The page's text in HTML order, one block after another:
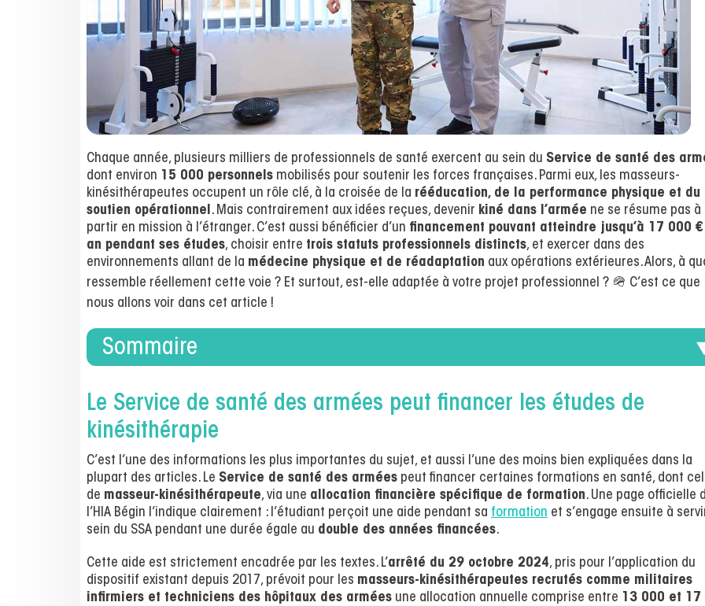
Chaque année, plusieurs milliers de professionnels de santé exercent au sein du Service de santé des
dont environ 15 000 personnels mobilisés pour soutenir les forces françaises. Parmi eux, les masseurs-
kinésithérapeutes occupent un rôle clé, à la croisée de la rééducation, de la performance physique et du
soutien opérationnel. Mais contrairement aux idées reçues, devenir kiné dans l’armée ne se résume pas à
partir en mission à l’étranger. C’est aussi bénéficier d’un financement pouvant atteindre jusqu’à 17 000
an pendant ses études, choisir entre trois statuts professionnels distincts, et exercer dans des
environnements allant de la médecine physique et de réadaptation aux opérations extérieures. Alors, à
ressemble réellement cette voie ? Et surtout, est-elle adaptée à votre projet professionnel ? 🪖 C’est ce que
nous allons voir dans cet article !
Sommaire
Le Service de santé des armées peut financer les études de
kinésithérapie
C’est l’une des informations les plus importantes du sujet, et aussi l’une des moins bien expliquées dans la
plupart des articles. Le Service de santé des armées peut financer certaines formations en santé, dont
de masseur-kinésithérapeute, via une allocation financière spécifique de formation. Une page officielle
l’HIA Bégin l’indique clairement : l’étudiant perçoit une aide pendant sa formation et s’engage ensuite à
sein du SSA pendant une durée égale au double des années financées.
Cette aide est strictement encadrée par les textes. L’arrêté du 29 octobre 2024, pris pour l’application du
dispositif existant depuis 2017, prévoit pour les masseurs-kinésithérapeutes recrutés comme militaires
infirmiers et techniciens des hôpitaux des armées une allocation annuelle comprise entre 13 000 et 17